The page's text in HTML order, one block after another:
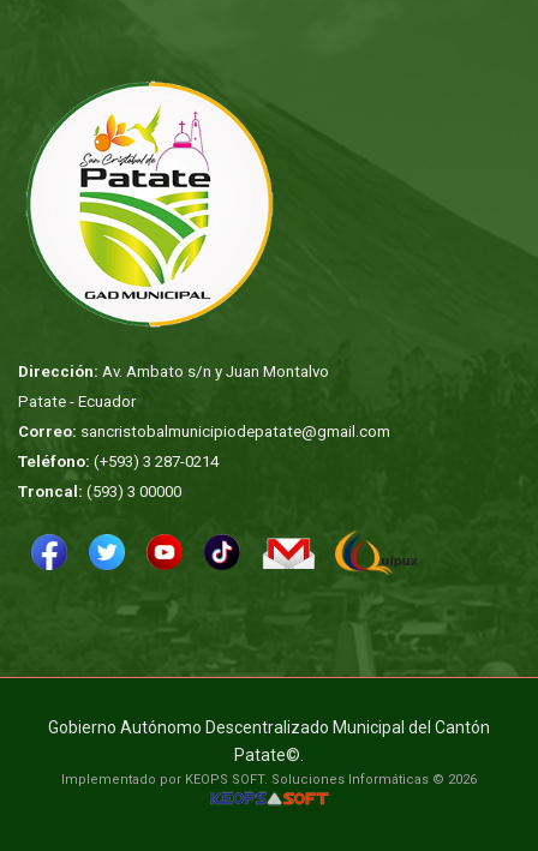
Dirección: Av. Ambato s/n y Juan Montalvo
Patate - Ecuador
Correo: sancristobalmunicipiodepatate@gmail.com
Teléfono: (+593) 3 287-0214
Troncal: (593) 3 00000
Gobierno Autónomo Descentralizado Municipal del Cantón
Patate©.
Implementado por KEOPS SOFT. Soluciones Informáticas © 2026